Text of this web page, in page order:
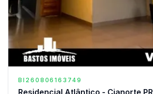
BI260806163749
Residencial Atlântico - Cianorte PR